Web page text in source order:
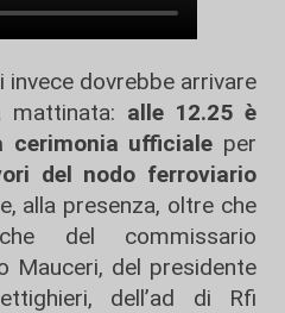
invece dovrebbe arrivare
mattinata: alle 12.25 è
cerimonia ufficiale per
del nodo ferroviario
alla presenza, oltre che
del commissario
Mauceri, del presidente
dell’ad di Rfi